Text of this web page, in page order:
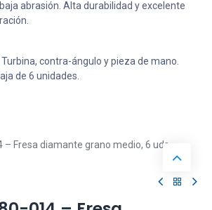
abrasión. Alta durabilidad y excelente
contra-ángulo y pieza de mano.
de 6 unidades.
– Fresa diamante grano medio, 6 uds,